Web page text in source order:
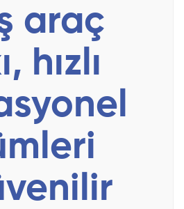
araç
hızlı